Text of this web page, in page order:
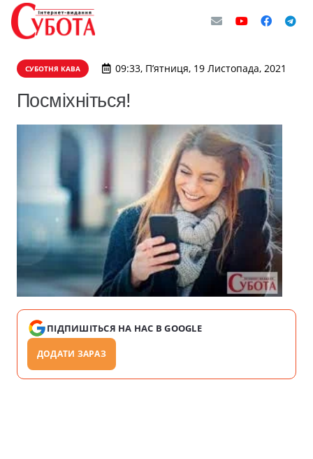
СУБОТНЯ КАВА 09:33, П’ятниця, 19 Листопада, 2021
Посміхніться!
ПІДПИШІТЬСЯ НА НАС В GOOGLE
ДОДАТИ ЗАРАЗ